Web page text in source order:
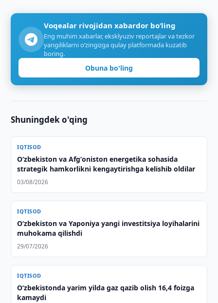
Voqealar rivojidan xabardor bo‘ling
Eng muhim xabarlar, eksklyuziv reportajlar va tezkor
yangiliklarni o‘zingizga qulay platformada kuzatib
boring.
Obuna bo'ling
Shuningdek o'qing
IQTISOD
Oʻzbekiston va Afgʻoniston energetika sohasida
strategik hamkorlikni kengaytirishga kelishib oldilar
03/08/2026
IQTISOD
Oʻzbekiston va Yaponiya yangi investitsiya loyihalarini
muhokama qilishdi
29/07/2026
IQTISOD
O‘zbekistonda yarim yilda gaz qazib olish 16,4 foizga
kamaydi